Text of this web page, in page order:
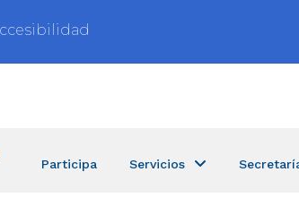
Participa Servicios